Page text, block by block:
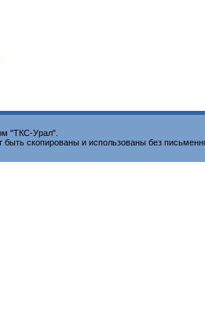
"ТКС-Урал".
быть скопированы и использованы без